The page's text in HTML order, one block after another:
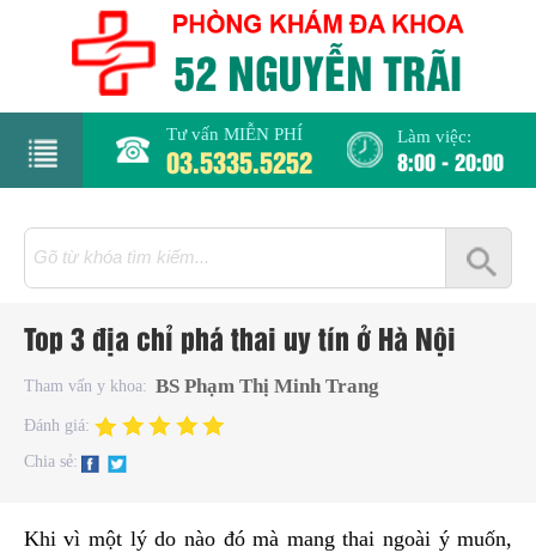
Tư vấn MIỄN PHÍ
03.5335.5252
Làm việc:
8:00 - 20:00
Top 3 địa chỉ phá thai uy tín ở Hà Nội
Tham vấn y khoa: BS Phạm Thị Minh Trang
Đánh giá:
Chia sẻ:
Khi vì một lý do nào đó mà mang thai ngoài ý muốn,